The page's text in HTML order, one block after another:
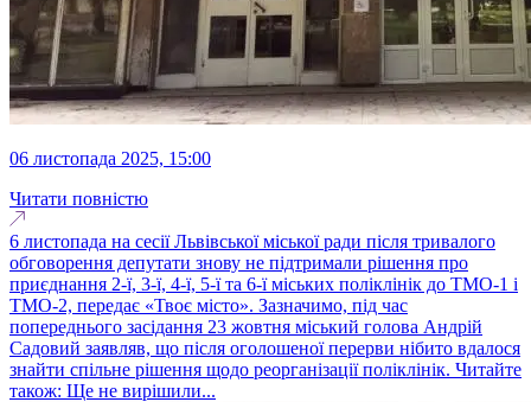
06 листопада 2025, 15:00
Читати повністю
6 листопада на сесії Львівської міської ради після тривалого
обговорення депутати знову не підтримали рішення про
приєднання 2-ї, 3-ї, 4-ї, 5-ї та 6-ї міських поліклінік до ТМО-1 і
ТМО-2, передає «Твоє місто». Зазначимо, під час
попереднього засідання 23 жовтня міський голова Андрій
Садовий заявляв, що після оголошеної перерви нібито вдалося
знайти спільне рішення щодо реорганізації поліклінік. Читайте
також: Ще не вирішили...